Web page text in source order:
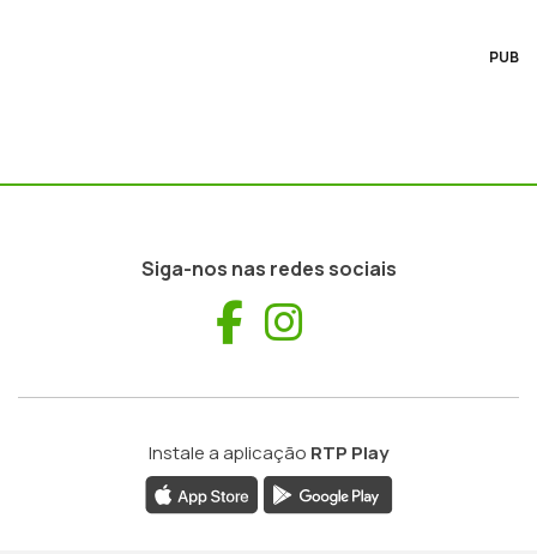
PUB
Siga-nos nas redes sociais
Facebook
Instale a aplicação RTP Play